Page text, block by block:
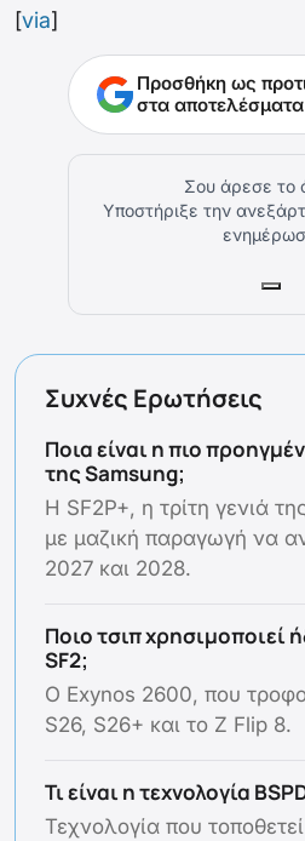
[via]
Προσθήκη ως
στα
Σου άρεσε το
Υποστήριξε την
Συχνές Ερωτήσεις
Ποια είναι η πιο
της Samsung;
Η SF2P+, η τρίτη γενιά
με μαζική παραγωγή να
2027 και 2028.
Ποιο τσιπ χρησιμοποιεί
SF2;
Ο Exynos 2600, που
S26, S26+ και το Z Flip 8.
Τι είναι η τεχνολογία
Τεχνολογία που